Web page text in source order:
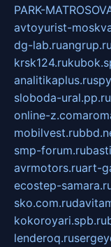
PARK-
avtoyurist-
dg-lab.ruangrup.ru
krsk124.ru
analitikaplus.ru
sloboda-ural.pp.ru
online-z.com
mobilvest.ru
smp-forum.ru
avrmotors.ruart-
ecostep-
sko.com.ru
kokoroyari.spb.ru
lenderoq.ru